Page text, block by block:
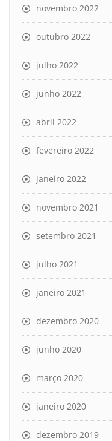
novembro 2022
outubro 2022
julho 2022
junho 2022
abril 2022
fevereiro 2022
janeiro 2022
novembro 2021
setembro 2021
julho 2021
janeiro 2021
dezembro 2020
junho 2020
março 2020
janeiro 2020
dezembro 2019